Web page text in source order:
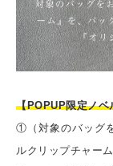
【POPUP限定ノベ
①（対象のバッグ
ルクリップチャー